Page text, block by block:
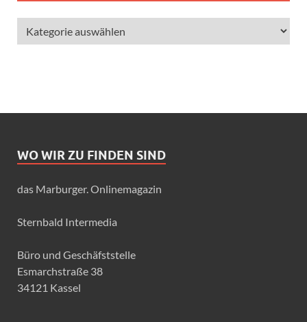
WO WIR ZU FINDEN SIND
das Marburger. Onlinemagazin
Sternbald Intermedia
Büro und Geschäfststelle
Esmarchstraße 38
34121 Kassel